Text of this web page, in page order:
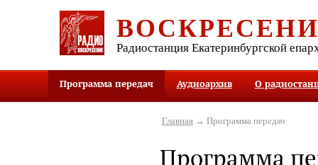
Радиостанция Екатеринбургской
Программа передач Аудиоархив О
Главная→ Программа передач
Программа